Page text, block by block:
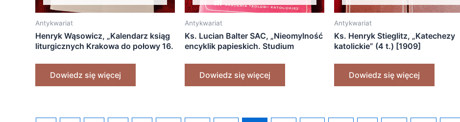
Antykwariat
Henryk Wąsowicz, „Kalendarz ksiąg
liturgicznych Krakowa do połowy 16.
typologiczne” [1995]
Dowiedz się więcej
Antykwariat
Ks. Lucian Balter SAC, „Nieomylność
encyklik papieskich. Studium
Dowiedz się więcej
Antykwariat
Ks. Henryk Stieglitz, „Katechezy
katolickie” (4 t.) [1909]
Dowiedz się więcej